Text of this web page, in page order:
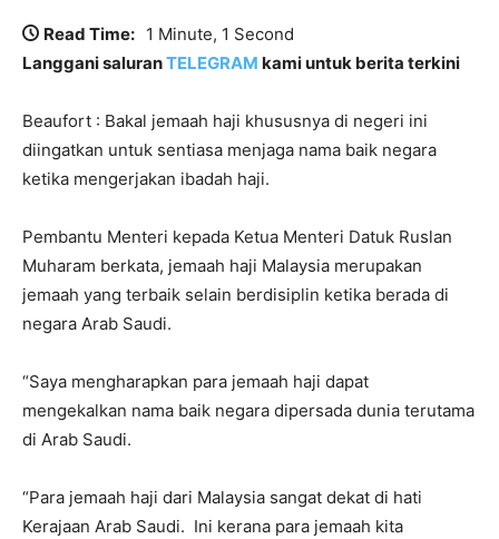
Read Time: 1 Minute, 1 Second
Langgani saluranTELEGRAM kami untuk berita terkini
Beaufort : Bakal jemaah haji khususnya di negeri ini
diingatkan untuk sentiasa menjaga nama baik negara
ketika mengerjakan ibadah haji.
Pembantu Menteri kepada Ketua Menteri Datuk Ruslan
Muharam berkata, jemaah haji Malaysia merupakan
jemaah yang terbaik selain berdisiplin ketika berada di
negara Arab Saudi.
“Saya mengharapkan para jemaah haji dapat
mengekalkan nama baik negara dipersada dunia terutama
di Arab Saudi.
“Para jemaah haji dari Malaysia sangat dekat di hati
Kerajaan Arab Saudi. Ini kerana para jemaah kita